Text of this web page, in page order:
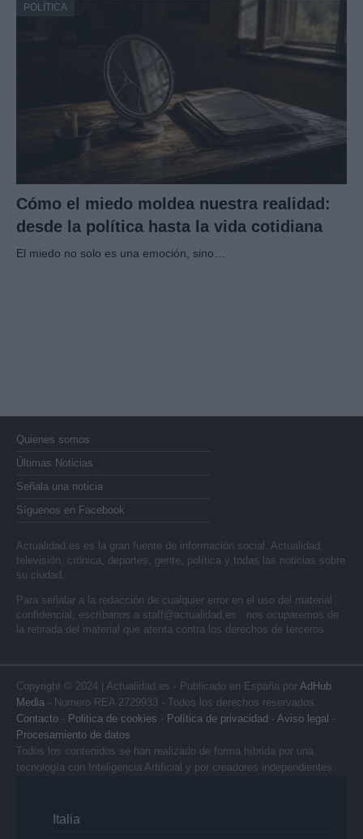
POLÍTICA
Cómo el miedo moldea nuestra realidad:
desde la política hasta la vida cotidiana
El miedo no solo es una emoción, sino…
Quienes somos
Últimas Noticias
Señala una noticia
Síguenos en Facebook
Actualidad.es es la gran fuente de información social. Actualidad,
televisión, crónica, deportes, gente, política y todas las noticias sobre
su ciudad.
Para señalar a la redacción de cualquier error en el uso del material
confidencial, escríbanos a staff@actualidad.es : nos ocuparemos de
la retirada del material que atenta contra los derechos de terceros.
Copyright © 2024 | Actualidad.es - Publicado en España por AdHub
Media - Numero REA 2729933 - Todos los derechos reservados.
Contacto - Politica de cookies - Política de privacidad - Aviso legal -
Procesamiento de datos
Todos los contenidos se han realizado de forma híbrida por una
tecnología con Inteligencia Artificial y por creadores independientes
Italia